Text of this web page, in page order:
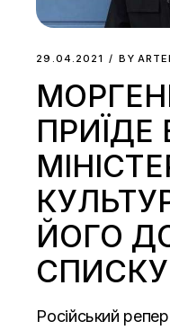
29.04.2021 BY
ПРИЇДЕ
ЙОГО
СПИСКУ
Російський